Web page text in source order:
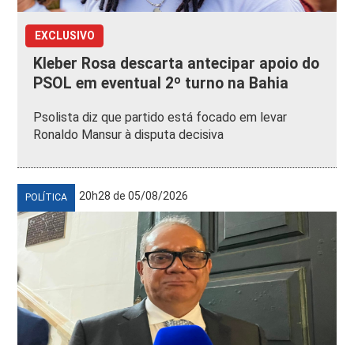
EXCLUSIVO
Kleber Rosa descarta antecipar apoio do
PSOL em eventual 2º turno na Bahia
Psolista diz que partido está focado em levar
Ronaldo Mansur à disputa decisiva
POLÍTICA 20h28 de 05/08/2026